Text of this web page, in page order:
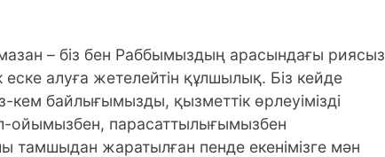
– біз бен Раббымыздың арасындағы риясыз
алуға жетелейтін құлшылық. Біз кейде
кем байлығымызды, қызметтік өрлеуімізді
ойымызбен, парасаттылығымызбен
жаратылған пенде екенімізге мән